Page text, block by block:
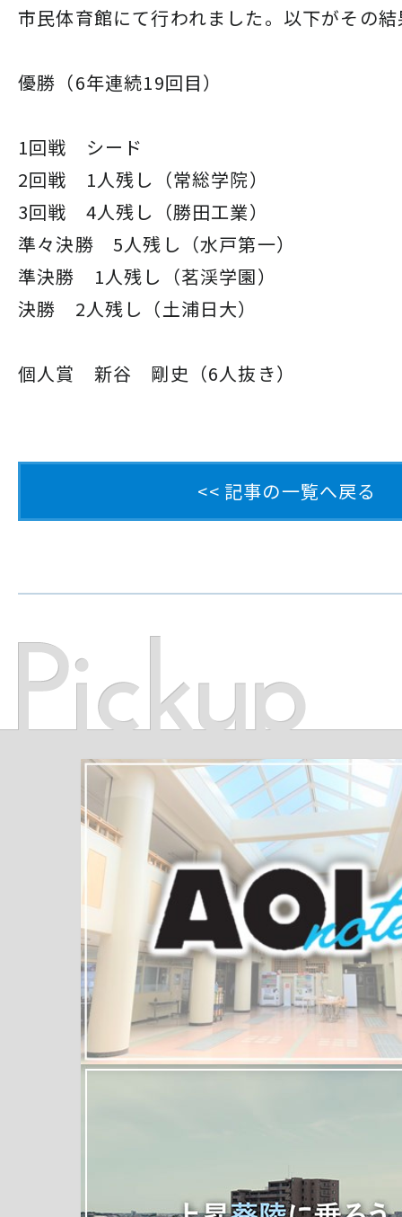
市民体育館にて行われました。以下がその
優勝（6年連続19回目）
1回戦 シード
2回戦 1人残し（常総学院）
3回戦 4人残し（勝田工業）
準々決勝 5人残し（水戸第一）
準決勝 1人残し（茗渓学園）
決勝 2人残し（土浦日大）
個人賞 新谷 剛史（6人抜き）
<< 記事の一覧へ戻る